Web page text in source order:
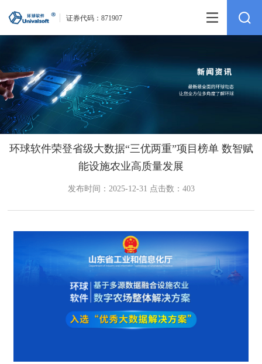
证券代码： 871907
环球软件荣登省级大数据“三优两重”项目榜单 数智赋
能设施农业高质量发展
发布时间：2025-12-31 点击数：403